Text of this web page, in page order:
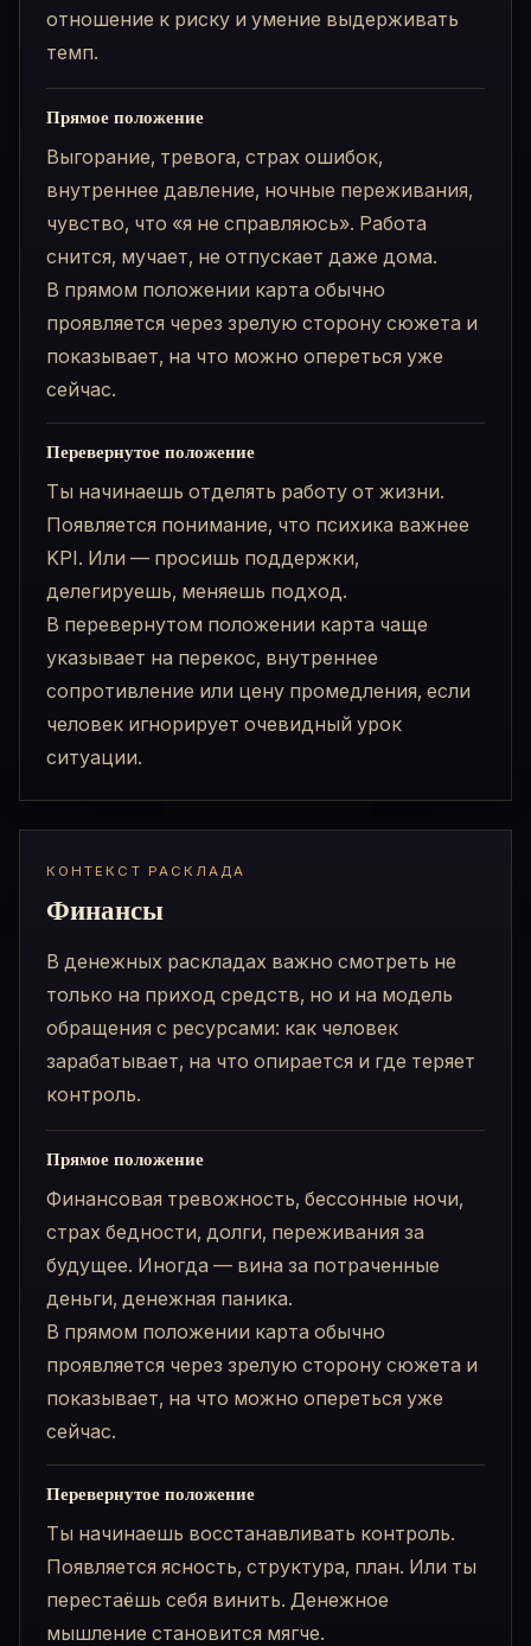
отношение к риску и умение выдерживать
темп.
Прямое положение
Выгорание, тревога, страх ошибок,
внутреннее давление, ночные переживания,
чувство, что «я не справляюсь». Работа
снится, мучает, не отпускает даже дома.
В прямом положении карта обычно
проявляется через зрелую сторону сюжета и
показывает, на что можно опереться уже
сейчас.
Перевернутое положение
Ты начинаешь отделять работу от жизни.
Появляется понимание, что психика важнее
KPI. Или — просишь поддержки,
делегируешь, меняешь подход.
В перевернутом положении карта чаще
указывает на перекос, внутреннее
сопротивление или цену промедления, если
человек игнорирует очевидный урок
ситуации.
КОНТЕКСТ РАСКЛАДА
Финансы
В денежных раскладах важно смотреть не
только на приход средств, но и на модель
обращения с ресурсами: как человек
зарабатывает, на что опирается и где теряет
контроль.
Прямое положение
Финансовая тревожность, бессонные ночи,
страх бедности, долги, переживания за
будущее. Иногда — вина за потраченные
деньги, денежная паника.
В прямом положении карта обычно
проявляется через зрелую сторону сюжета и
показывает, на что можно опереться уже
сейчас.
Перевернутое положение
Ты начинаешь восстанавливать контроль.
Появляется ясность, структура, план. Или ты
перестаёшь себя винить. Денежное
мышление становится мягче.